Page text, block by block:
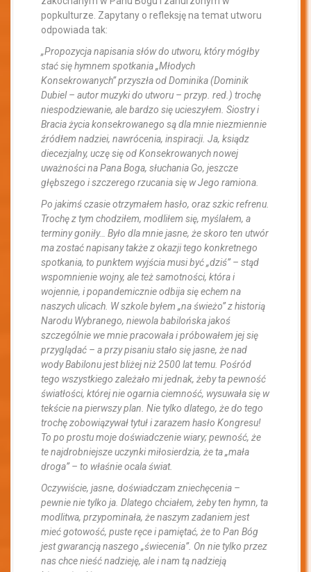
popkulturze. Zapytany o refleksję na temat utworu
odpowiada tak:
„Propozycja napisania słów do utworu, który mógłby
stać się hymnem spotkania „Młodych
Konsekrowanych” przyszła od Dominika (Dominik
Dubiel – autor muzyki do utworu – przyp. red.) trochę
niespodziewanie, ale bardzo się ucieszyłem. Siostry i
Bracia życia konsekrowanego są dla mnie niezmiennie
źródłem nadziei, nawrócenia, inspiracji. Ja, ksiądz
diecezjalny, uczę się od Konsekrowanych nowej
uważności na Pana Boga, słuchania Go, jeszcze
głębszego i szczerego rzucania się w Jego ramiona.
Po jakimś czasie otrzymałem hasło, oraz szkic refrenu.
Trochę z tym chodziłem, modliłem się, myślałem, a
terminy goniły… Było dla mnie jasne, że skoro ten utwór
ma zostać napisany także z okazji tego konkretnego
spotkania, to punktem wyjścia musi być „dziś” – stąd
wspomnienie wojny, ale też samotności, która i
wojennie, i popandemicznie odbija się echem na
naszych ulicach. W szkole byłem „na świeżo” z historią
Narodu Wybranego, niewola babilońska jakoś
szczególnie we mnie pracowała i próbowałem jej się
przyglądać – a przy pisaniu stało się jasne, że nad
wody Babilonu jest bliżej niż 2500 lat temu. Pośród
tego wszystkiego zależało mi jednak, żeby ta pewność
światłości, której nie ogarnia ciemność, wysuwała się w
tekście na pierwszy plan. Nie tylko dlatego, że do tego
trochę zobowiązywał tytuł i zarazem hasło Kongresu!
To po prostu moje doświadczenie wiary; pewność, że
te najdrobniejsze uczynki miłosierdzia, że ta „mała
droga” – to właśnie ocala świat.
Oczywiście, jasne, doświadczam zniechęcenia –
pewnie nie tylko ja. Dlatego chciałem, żeby ten hymn, ta
modlitwa, przypominała, że naszym zadaniem jest
mieć gotowość, puste ręce i pamiętać, że to Pan Bóg
jest gwarancją naszego „świecenia”. On nie tylko przez
nas chce nieść nadzieję, ale i nam tą nadzieją